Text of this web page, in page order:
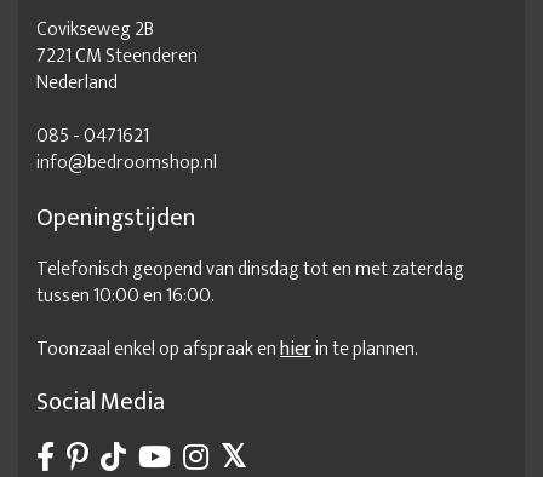
Covikseweg 2B
7221 CM Steenderen
Nederland
085 - 0471621
info@bedroomshop.nl
Openingstijden
Telefonisch geopend van dinsdag tot en met zaterdag
tussen 10:00 en 16:00.
Toonzaal enkel op afspraak enhierin te plannen.
Social Media